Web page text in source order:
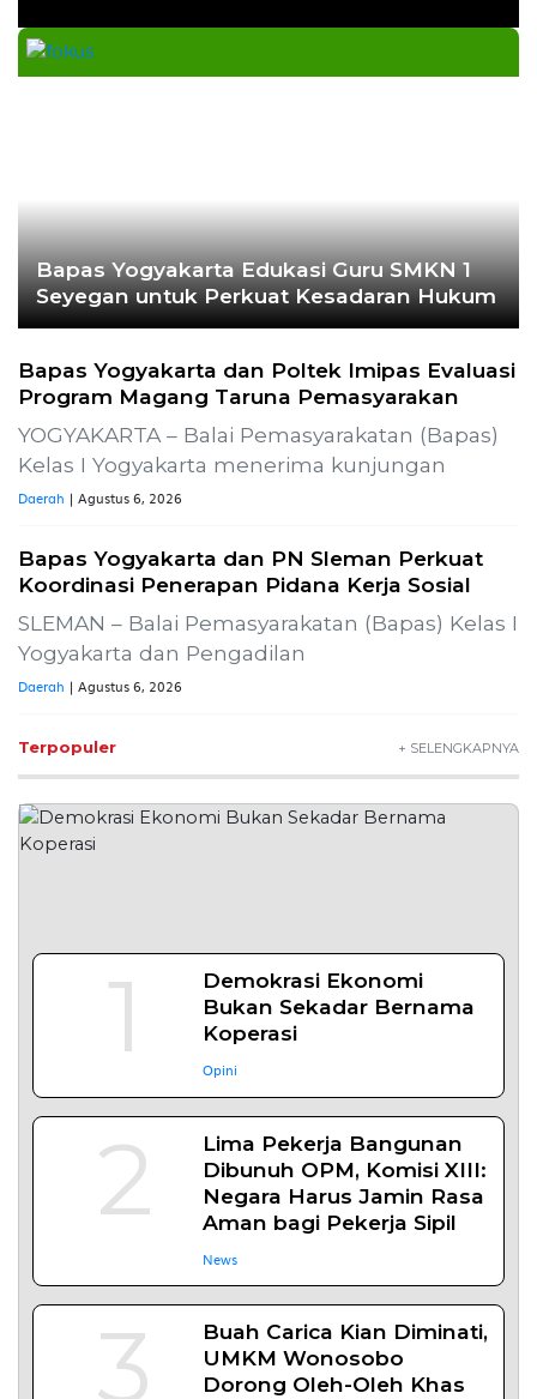
Bapas Yogyakarta Edukasi Guru SMKN 1
Seyegan untuk Perkuat Kesadaran Hukum
Bapas Yogyakarta dan Poltek Imipas Evaluasi
Program Magang Taruna Pemasyarakan
YOGYAKARTA – Balai Pemasyarakatan (Bapas)
Kelas I Yogyakarta menerima kunjungan
Daerah | Agustus 6, 2026
Bapas Yogyakarta dan PN Sleman Perkuat
Koordinasi Penerapan Pidana Kerja Sosial
SLEMAN – Balai Pemasyarakatan (Bapas) Kelas I
Yogyakarta dan Pengadilan
Daerah | Agustus 6, 2026
Terpopuler + SELENGKAPNYA
1
Demokrasi Ekonomi
Bukan Sekadar Bernama
Koperasi
Opini
2
Lima Pekerja Bangunan
Dibunuh OPM, Komisi XIII:
Negara Harus Jamin Rasa
Aman bagi Pekerja Sipil
News
3
Buah Carica Kian Diminati,
UMKM Wonosobo
Dorong Oleh-Oleh Khas